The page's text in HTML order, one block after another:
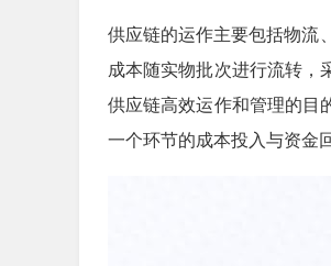
供应链的运作主要包括物流
成本随实物批次进行流转，
供应链高效运作和管理的目
一个环节的成本投入与资金